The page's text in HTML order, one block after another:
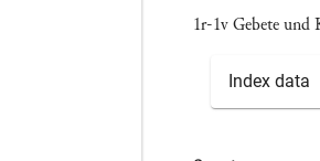
1r-1v Gebete und
Index data